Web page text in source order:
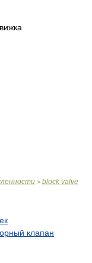
> block valve
клапан